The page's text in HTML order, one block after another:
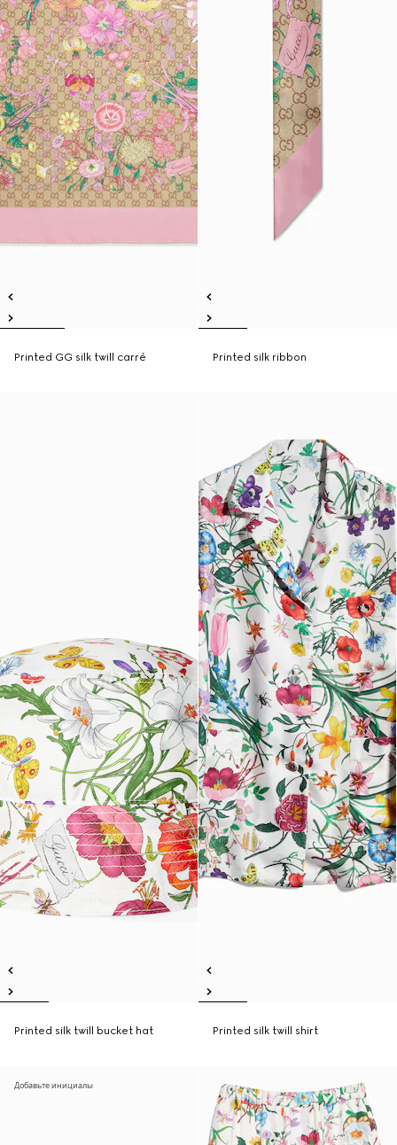
Printed GG silk twill carré Printed silk ribbon
Printed silk twill bucket hat Printed silk twill shirt
Добавьте инициалы